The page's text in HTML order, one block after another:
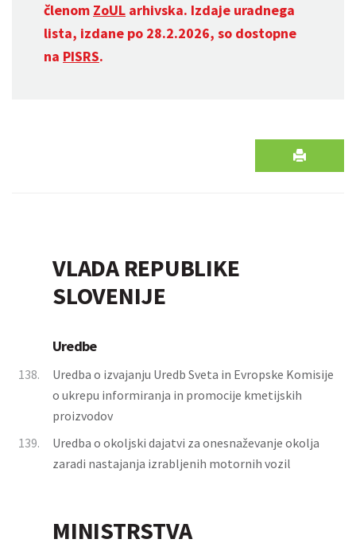
členom ZoUL arhivska. Izdaje uradnega
lista, izdane po 28.2.2026, so dostopne
na PISRS.
VLADA REPUBLIKE
SLOVENIJE
Uredbe
138.
Uredba o izvajanju Uredb Sveta in Evropske Komisije
o ukrepu informiranja in promocije kmetijskih
proizvodov
139.
Uredba o okoljski dajatvi za onesnaževanje okolja
zaradi nastajanja izrabljenih motornih vozil
MINISTRSTVA